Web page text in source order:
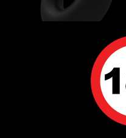
Cockring Barbarian